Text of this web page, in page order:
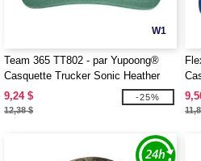
W1
Team 365 TT802 - par Yupoong®
Casquette Trucker Sonic Heather
Zone pour Adultes
9,24 $
12,38 $
-25%